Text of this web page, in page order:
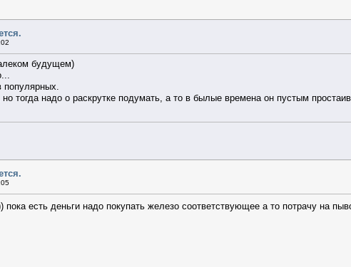
будущем)
популярных.
тогда надо о раскрутке подумать, а то в былые времена он пустым
пока есть деньги надо покупать железо соответствующее а то потрачу на